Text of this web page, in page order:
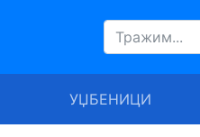
УЏБЕНИЦИ